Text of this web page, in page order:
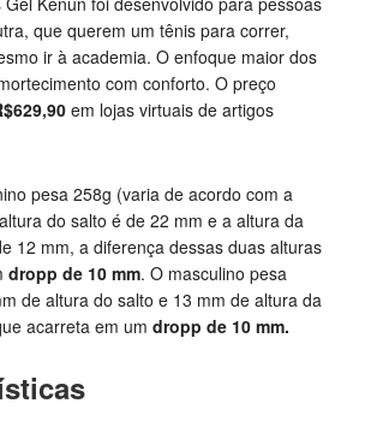
que querem um tênis para correr,
ir à academia. O enfoque maior dos
com conforto. O preço
em lojas virtuais de artigos
pesa 258g (varia de acordo com a
do salto é de 22 mm e a altura da
12 mm, a diferença dessas duas alturas
dropp de 10 mm. O masculino pesa
de altura do salto e 13 mm de altura da
acarreta em um dropp de 10 mm.